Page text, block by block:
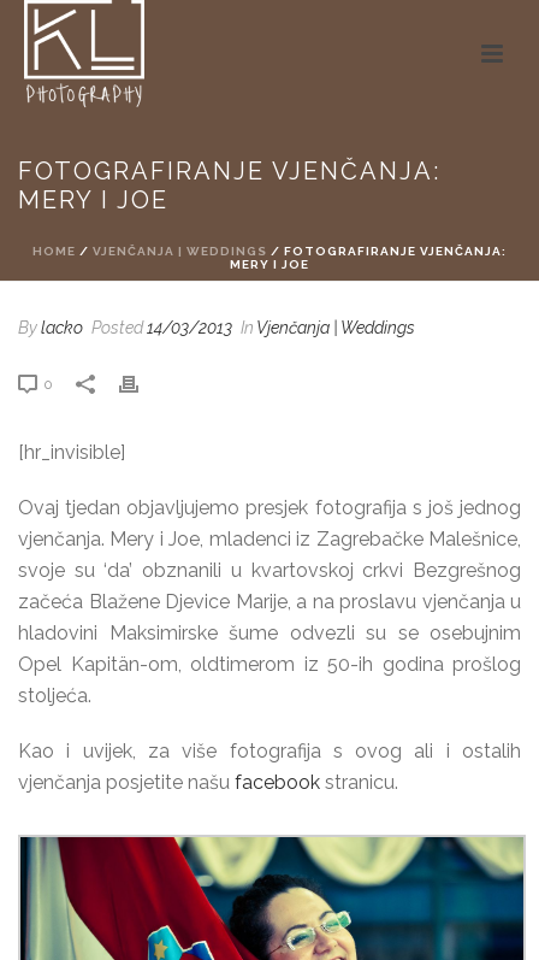
FOTOGRAFIRANJE VJENČANJA:
MERY I JOE
HOME / VJENČANJA | WEDDINGS / FOTOGRAFIRANJE VJENČANJA:
MERY I JOE
Bylacko Posted14/03/2013 In Vjenčanja | Weddings
0
[hr_invisible]
Ovaj tjedan objavljujemo presjek fotografija s još jednog
vjenčanja. Mery i Joe, mladenci iz Zagrebačke Malešnice,
svoje su ‘da’ obznanili u kvartovskoj crkvi Bezgrešnog
začeća Blažene Djevice Marije, a na proslavu vjenčanja u
hladovini Maksimirske šume odvezli su se osebujnim
Opel Kapitän-om, oldtimerom iz 50-ih godina prošlog
stoljeća.
Kao i uvijek, za više fotografija s ovog ali i ostalih
vjenčanja posjetite našu facebook stranicu.